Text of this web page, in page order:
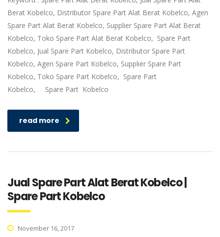
Berat Kobelco, Distributor Spare Part Alat Berat Kobelco, Agen
Spare Part Alat Berat Kobelco, Supplier Spare Part Alat Berat
Kobelco, Toko Spare Part Alat Berat Kobelco, Spare Part
Kobelco, Jual Spare Part Kobelco, Distributor Spare Part
Kobelco, Agen Spare Part Kobelco, Supplier Spare Part
Kobelco, Toko Spare Part Kobelco, Spare Part
Kobelco, Spare Part Kobelco
read more
Jual Spare Part Alat Berat Kobelco |
Spare Part Kobelco
November 16, 2017